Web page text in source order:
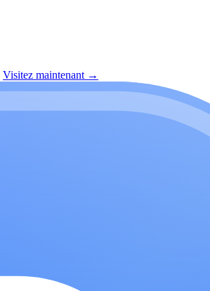
Visitez maintenant →